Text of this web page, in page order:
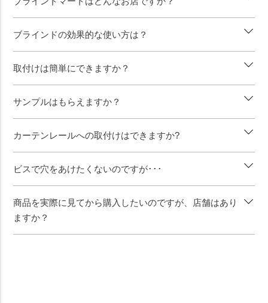
ブラインドの効果的な使い方は？
取付けは簡単にできますか？
サンプルはもらえますか？
カーテンレールへの取付けはできますか?
ビスで穴をあけたくないのですが･･･
商品を実際に見てから購入したいのですが、店舗はあり
ますか？